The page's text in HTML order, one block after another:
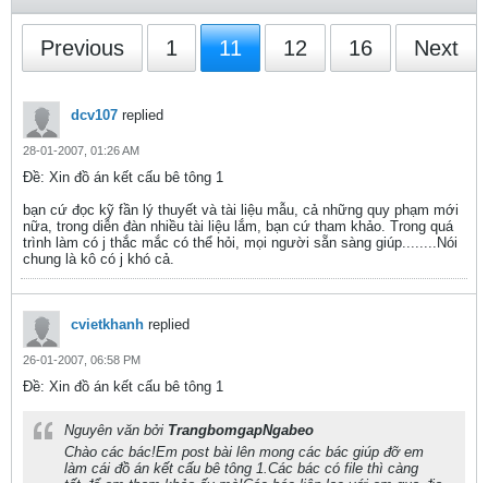
Previous 1 11 12 16 Next
dcv107 replied
28-01-2007, 01:26 AM
Ðề: Xin đồ án kết cấu bê tông 1
bạn cứ đọc kỹ fần lý thuyết và tài liệu mẫu, cả những quy phạm mới
nữa, trong diễn đàn nhiều tài liệu lắm, bạn cứ tham khảo. Trong quá
trình làm có j thắc mắc có thể hỏi, mọi người sẵn sàng giúp........Nói
chung là kô có j khó cả.
cvietkhanh replied
26-01-2007, 06:58 PM
Ðề: Xin đồ án kết cấu bê tông 1
Nguyên văn bởi TrangbomgapNgabeo
Chào các bác!Em post bài lên mong các bác giúp đỡ em
làm cái đồ án kết cấu bê tông 1.Các bác có file thì càng